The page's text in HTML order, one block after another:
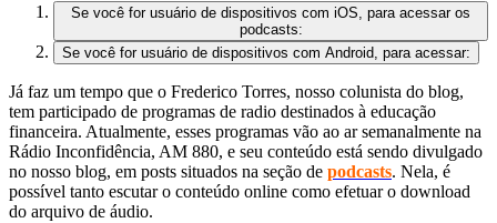
Se você for usuário de dispositivos com iOS, para acessar os
podcasts:
Se você for usuário de dispositivos com Android, para acessar:
Já faz um tempo que o Frederico Torres, nosso colunista do blog,
tem participado de programas de radio destinados à educação
financeira. Atualmente, esses programas vão ao ar semanalmente na
Rádio Inconfidência, AM 880, e seu conteúdo está sendo divulgado
no nosso blog, em posts situados na seção de podcasts. Nela, é
possível tanto escutar o conteúdo online como efetuar o download
do arquivo de áudio.